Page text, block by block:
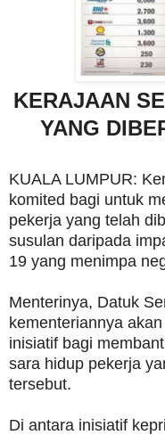
KERAJAAN
YANG
KUALA LUMPUR:
komited bagi untuk
pekerja yang telah
susulan daripada
19 yang menimpa
Menterinya, Datuk
kementeriannya
inisiatif bagi
sara hidup pekerja
tersebut.
Di antara inisiatif